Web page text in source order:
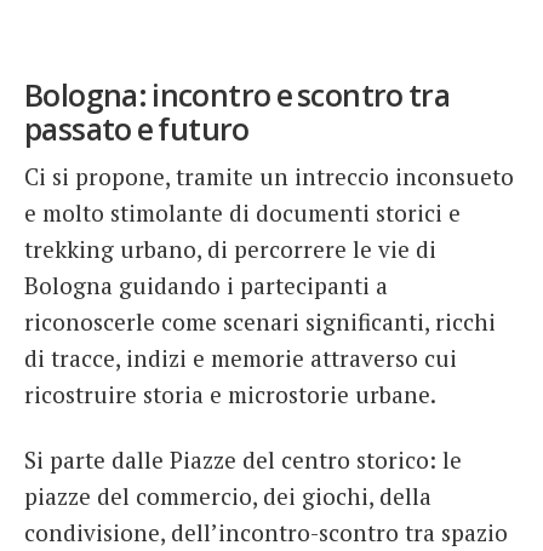
Bologna: incontro e scontro tra
passato e futuro
Ci si propone, tramite un intreccio inconsueto
e molto stimolante di documenti storici e
trekking urbano, di percorrere le vie di
Bologna guidando i partecipanti a
riconoscerle come scenari significanti, ricchi
di tracce, indizi e memorie attraverso cui
ricostruire storia e microstorie urbane.
Si parte dalle Piazze del centro storico: le
piazze del commercio, dei giochi, della
condivisione, dell’incontro-scontro tra spazio